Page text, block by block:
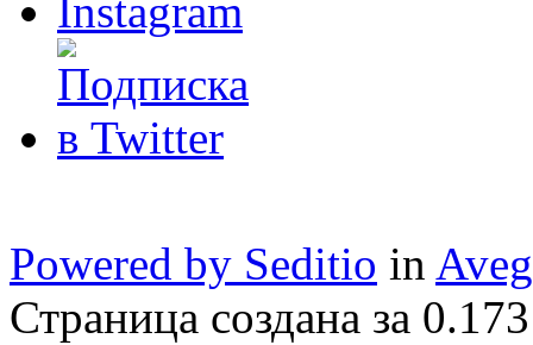
Powered by Seditio in
Страница создана за